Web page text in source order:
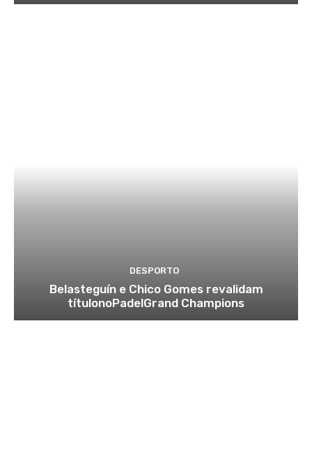
DESPORTO
Belasteguín e Chico Gomes revalidam
títulonoPadelGrand Champions